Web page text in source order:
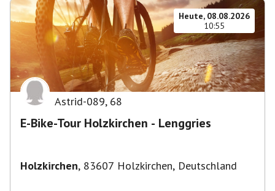
Heute, 08.08.2026
10:55
Astrid-089, 68
E-Bike-Tour Holzkirchen - Lenggries
Holzkirchen, 83607 Holzkirchen, Deutschland